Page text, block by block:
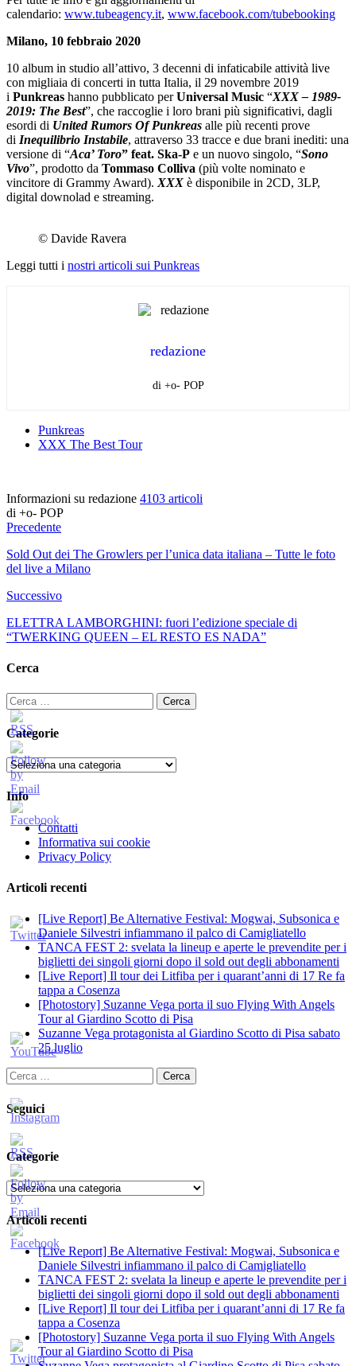
calendario: www.tubeagency.it, www.facebook.com/tubebooking
Milano, 10 febbraio 2020
10 album in studio all’attivo, 3 decenni di infaticabile attività live
con migliaia di concerti in tutta Italia, il 29 novembre 2019
i Punkreas hanno pubblicato perUniversal Music “XXX – 1989-
2019: The Best”, che raccoglie i loro brani più significativi, dagli
esordi di United Rumors Of Punkreas alle più recenti prove
di Inequilibrio Instabile, attraverso 33 tracce e due brani inediti: una
versione di “Aca’ Toro” feat. Ska-P e un nuovo singolo, “Sono
Vivo”, prodotto da Tommaso Colliva (più volte nominato e
vincitore di Grammy Award). XXX è disponibile in 2CD, 3LP,
digital downolad e streaming.
© Davide Ravera
Leggi tutti i nostri articoli sui Punkreas
redazione
di +o- POP
Punkreas
XXX The Best Tour
Informazioni su redazione 4103 articoli
di +o- POP
Precedente
Sold Out dei The Growlers per l’unica data italiana – Tutte le foto
del live a Milano
Successivo
ELETTRA LAMBORGHINI: fuori l’edizione speciale di
“TWERKING QUEEN – EL RESTO ES NADA”
Cerca
Ricerca
per:
Categorie
Categorie
Info
Contatti
Informativa sui cookie
Privacy Policy
Articoli recenti
[Live Report] Be Alternative Festival: Mogwai, Subsonica e
Daniele Silvestri infiammano il palco di Camigliatello
TANCA FEST 2: svelata la lineup e aperte le prevendite per i
biglietti dei singoli giorni dopo il sold out degli abbonamenti
[Live Report] Il tour dei Litfiba per i quarant’anni di 17 Re fa
tappa a Cosenza
[Photostory] Suzanne Vega porta il suo Flying With Angels
Tour al Giardino Scotto di Pisa
Suzanne Vega protagonista al Giardino Scotto di Pisa sabato
25 luglio
Ricerca
per:
Seguici
Categorie
Categorie
Articoli recenti
[Live Report] Be Alternative Festival: Mogwai, Subsonica e
Daniele Silvestri infiammano il palco di Camigliatello
TANCA FEST 2: svelata la lineup e aperte le prevendite per i
biglietti dei singoli giorni dopo il sold out degli abbonamenti
[Live Report] Il tour dei Litfiba per i quarant’anni di 17 Re fa
tappa a Cosenza
[Photostory] Suzanne Vega porta il suo Flying With Angels
Tour al Giardino Scotto di Pisa